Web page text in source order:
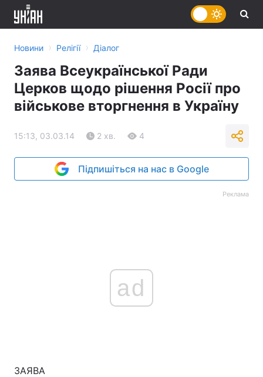
Новини › Релігії › Діалог
Заява Всеукраїнської Ради
Церков щодо рішення Росії про
військове вторгнення в Україну
15:13, 03.03.14 2 хв. 4
Підпишіться на нас в Google
Реклама
ad
ЗАЯВА